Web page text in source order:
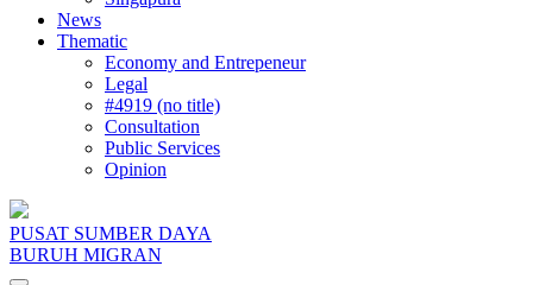
News
Thematic
Economy and Entrepeneur
Legal
#4919 (no title)
Consultation
Public Services
Opinion
PUSAT SUMBER DAYA
BURUH MIGRAN